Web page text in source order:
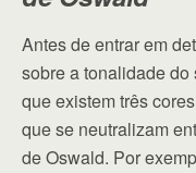
Antes de entrar em
sobre a tonalidade
que existem três
que se neutralizam
de Oswald. Por